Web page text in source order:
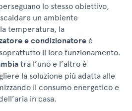
lo stesso obiettivo,
un ambiente
temperatura, la
e condizionatore è
il loro funzionamento.
tra l’uno e l’altro è
la soluzione più adatta alle
il consumo energetico e
in casa.